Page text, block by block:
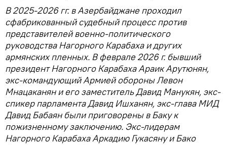
В 2025-2026 гг. в Азербайджане проходил
сфабрикованный судебный процесс против
представителей военно-политического
руководства Нагорного Карабаха и других
армянских пленных. В феврале 2026 г. бывший
президент Нагорного Карабаха Араик Арутюнян,
экс-командующий Армией обороны Левон
Мнацаканян и его заместитель Давид Манукян, экс-
спикер парламента Давид Ишханян, экс-глава МИД
Давид Бабаян были приговорены в Баку к
пожизненному заключению. Экс-лидерам
Нагорного Карабаха Аркадию Гукасяну и Бако